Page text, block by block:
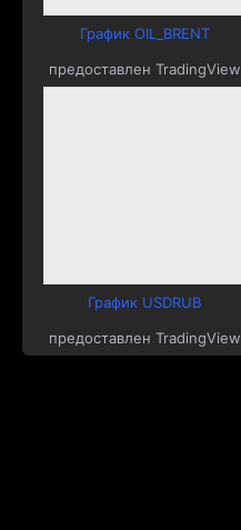
График OIL_BRENT
предоставлен TradingView
График USDRUB
предоставлен TradingView